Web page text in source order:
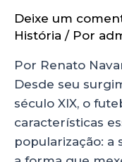
Deixe um
História / Por
Por Renato
Desde seu
século XIX, o
características
popularização: a